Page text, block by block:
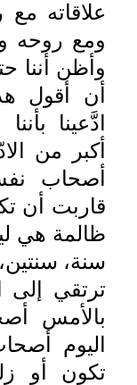
علاقاته
ومع روحه
وأظن أننا
أن أقول
ادَّعينا
أكبر من
أصحاب
قاربت أن
ظالمة هي
سنة،
ترتقي إلى
بالأمس
اليوم
تكون أو